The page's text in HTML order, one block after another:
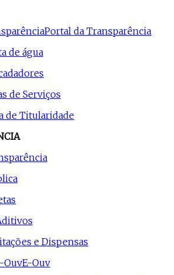
Portal da Transparência
de água
de Serviços
de Titularidade
e Dispensas
OuvE-Ouv